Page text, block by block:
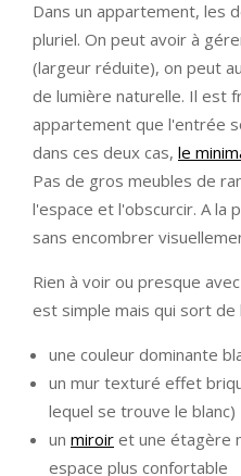
Dans un appartement, les
pluriel. On peut avoir à
(largeur réduite), on peut
de lumière naturelle. Il est
appartement que l'entrée
dans ces deux cas, le
Pas de gros meubles de
l'espace et l'obscurcir. A la
sans encombrer
Rien à voir ou presque
est simple mais qui sort de
une couleur dominante
un mur texturé effet
lequel se trouve le blanc)
un miroir et une étagère
espace plus confortable